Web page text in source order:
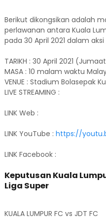
Berikut dikongsikan adalah
perlawanan antara Kuala
pada 30 April 2021 dalam aksi
TARIKH : 30 April 2021
MASA : 10 malam waktu
VENUE : Stadium Bolasepak
LIVE STREAMING :
LINK Web :
LINK YouTube : https://
LINK Facebook :
Keputusan Kuala
Liga Super
KUALA LUMPUR FC vs JDT FC